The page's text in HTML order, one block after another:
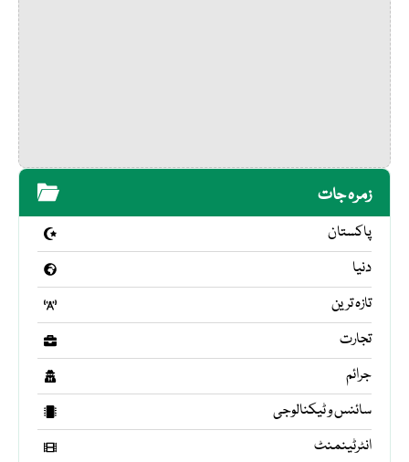
زمرہ جات
پاکستان
دنیا
تازہ ترین
تجارت
جرائم
سائنس و ٹیکنالوجی
انٹرٹینمنٹ